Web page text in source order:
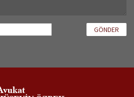
GÖNDER